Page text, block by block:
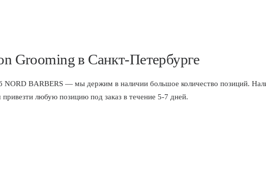
Grooming в Санкт-Петербурге
NORD BARBERS — мы держим в наличии большое количество позиций.
любую позицию под заказ в течение 5-7 дней.